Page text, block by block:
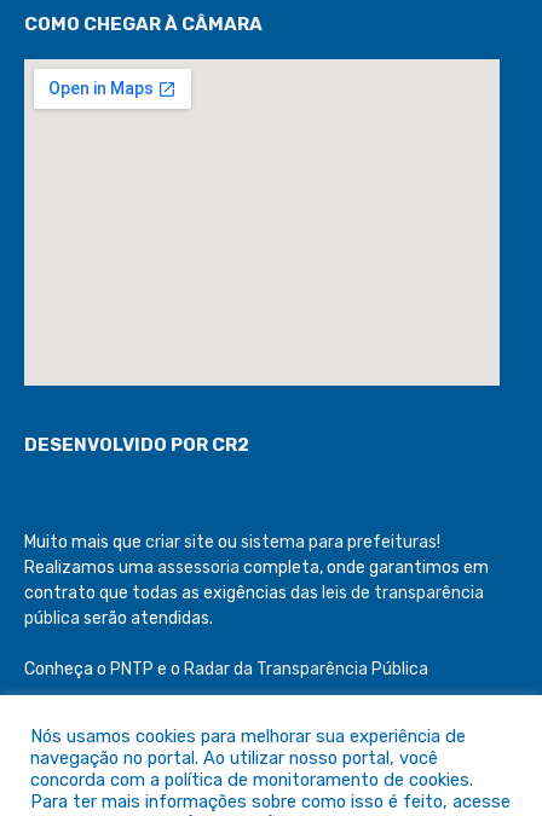
COMO CHEGAR À CÂMARA
DESENVOLVIDO POR CR2
Muito mais que criar site ou sistema para prefeituras!
Realizamos uma assessoria completa, onde garantimos em
contrato que todas as exigências das leis de transparência
pública serão atendidas.
Conheça o PNTP e o Radar da Transparência Pública
Todos os direitos reservados a Câmara de São Félix do Araguaia
Nós usamos cookies para melhorar sua experiência de
navegação no portal. Ao utilizar nosso portal, você
concorda com a política de monitoramento de cookies.
Para ter mais informações sobre como isso é feito, acesse